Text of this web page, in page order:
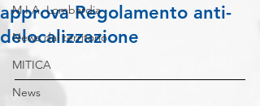
M.I.A. Lombardia
News dal territorio
MITICA
News
approva Regolamento anti-
delocalizzazione